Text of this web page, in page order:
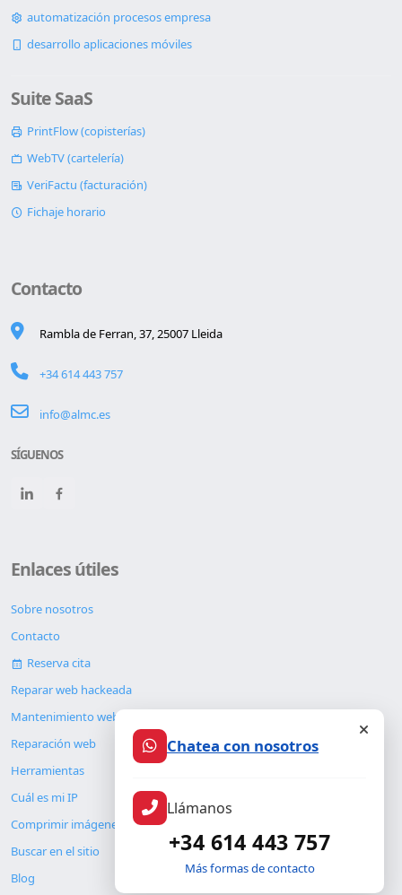
automatización procesos empresa
desarrollo aplicaciones móviles
Suite SaaS
PrintFlow (copisterías)
WebTV (cartelería)
VeriFactu (facturación)
Fichaje horario
Contacto
Rambla de Ferran, 37, 25007 Lleida
+34 614 443 757
info@almc.es
SÍGUENOS
Enlaces útiles
Sobre nosotros
Contacto
Reserva cita
Reparar web hackeada
Mantenimiento web
Reparación web
Herramientas
Cuál es mi IP
Comprimir imágenes
Buscar en el sitio
Blog
Chatea con nosotros
Llámanos
+34 614 443 757
Más formas de contacto